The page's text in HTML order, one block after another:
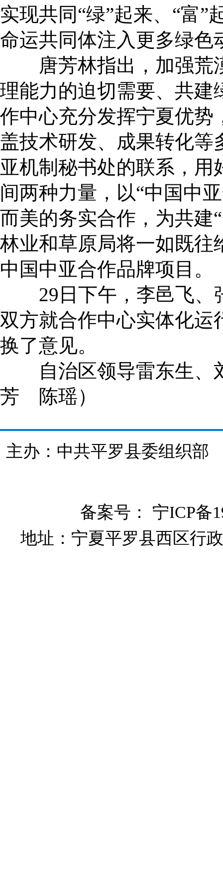
实现共同“绿”起来、“富
命运共同体注入更多绿色
唐芳林指出，加强荒
理能力的迫切需要、共建
作中心充分发挥宁夏优势
盖技术研发、成果转化等
亚机制秘书处的联系，
间两种力量，以“中国中
而美的务实合作，为共建
林业和草原局将一如既往
中国中亚合作品牌项目。
29日下午，李邑飞、
双方就合作中心实体化运
换了意见。
自治区领导雷东生、
芳 陈瑶）
主办：中共平罗县委组织
备案号： 宁ICP备
地址：宁夏平罗县西区